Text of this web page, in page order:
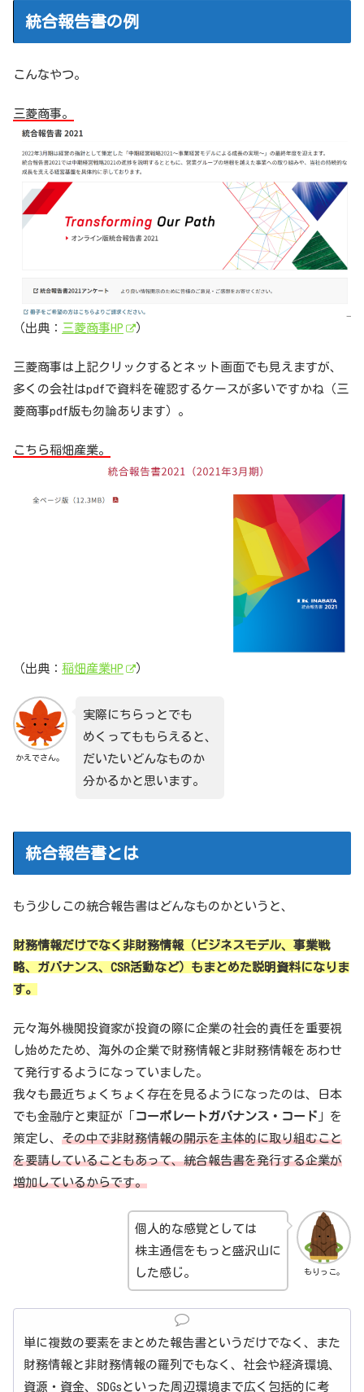
統合報告書の例
こんなやつ。
三菱商事。
（出典： 三菱商事HP ）
三菱商事は上記クリックするとネット画面でも見えますが、
多くの会社はpdfで資料を確認するケースが多いですかね（三
菱商事pdf版も勿論あります）。
こちら稲畑産業。
（出典： 稲畑産業HP ）
かえでさん。
実際にちらっとでも
めくってももらえると、
だいたいどんなものか
分かるかと思います。
統合報告書とは
もう少しこの統合報告書はどんなものかというと、
財務情報だけでなく非財務情報（ビジネスモデル、事業戦
略、ガバナンス、CSR活動など）もまとめた説明資料になりま
す。
元々海外機関投資家が投資の際に企業の社会的責任を重要視
し始めたため、海外の企業で財務情報と非財務情報をあわせ
て発行するようになっていました。
我々も最近ちょくちょく存在を見るようになったのは、日本
でも金融庁と東証が「
コーポレートガバナンス・コード 」を
策定し、 その中で非財務情報の開示を主体的に取り組むこと
を要請していることもあって、統合報告書を発行する企業が
増加しているからです。
もりっこ。
個人的な感覚としては
株主通信をもっと盛沢山に
した感じ。
単に複数の要素をまとめた報告書というだけでなく、また
財務情報と非財務情報の羅列でもなく、社会や経済環境、
資源・資金、SDGsといった周辺環境まで広く包括的に考